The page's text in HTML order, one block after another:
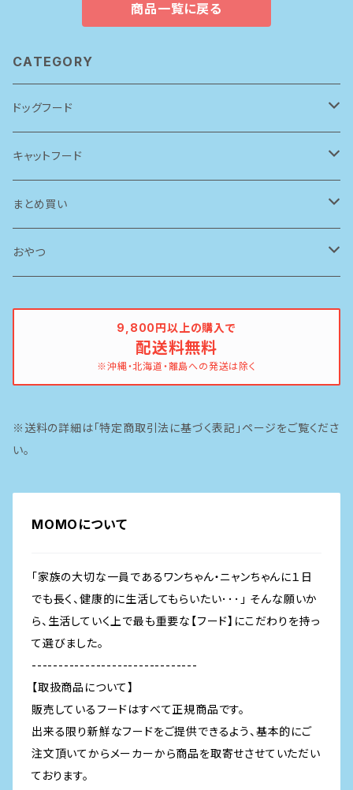
商品一覧に戻る
CATEGORY
ドッグフード
アーテミス(アガリクスI/S)
ソリッドゴールド
ブリスミックス
キャットフード
ルシャット
ソリッドゴールド
まとめ買い
ドッグフード
おやつ
魚
9,800円以上の購入で
配送料無料
※沖縄・北海道・離島への発送は除く
※送料の詳細は「特定商取引法に基づく表記」ページをご覧くださ
い。
MOMOについて
「家族の大切な一員であるワンちゃん・ニャンちゃんに１日
でも長く、健康的に生活してもらいたい･･･」 そんな願いか
ら、生活していく上で最も重要な【フード】にこだわりを持っ
て選びました。
-------------------------------
【取扱商品について】
販売しているフードはすべて正規商品です。
出来る限り新鮮なフードをご提供できるよう、基本的にご
注文頂いてからメーカーから商品を取寄せさせていただい
ております。